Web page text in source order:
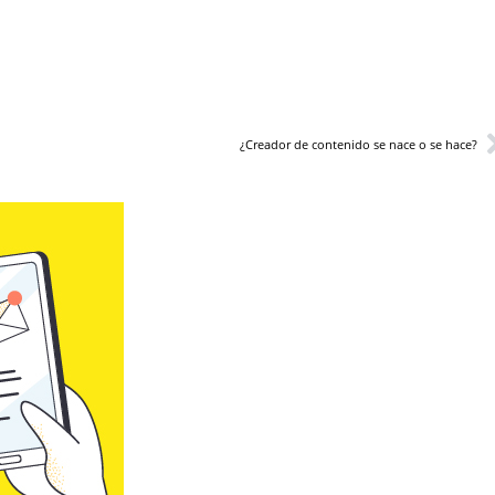
¿Creador de contenido se nace o se hace?